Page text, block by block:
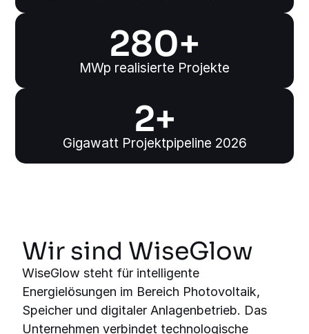
MWp realisierte Projekte
280+
Gigawatt Projektpipeline 2026
2+
Wir sind WiseGlow
WiseGlow steht für intelligente
Energielösungen im Bereich Photovoltaik,
Speicher und digitaler Anlagenbetrieb. Das
Unternehmen verbindet technologische